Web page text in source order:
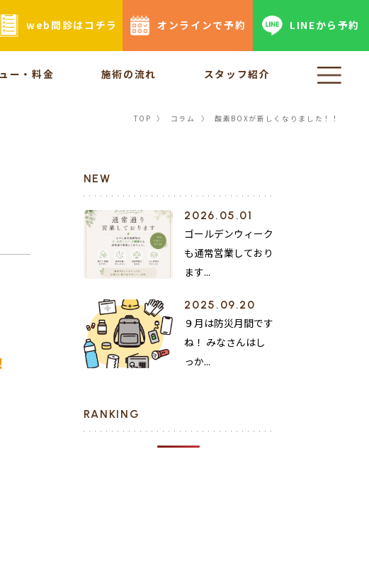
web問診はコチラ オンラインで予約 LINEから予約
ー・料金 施術の流れ スタッフ紹介
TOP 〉 コラム 〉 酸素BOXが新しくなりました！！
NEW
2026.05.01
ゴールデンウィーク
も通常営業しており
ます...
2025.09.20
９月は防災月間です
ね！ みなさんはし
っか...
RANKING